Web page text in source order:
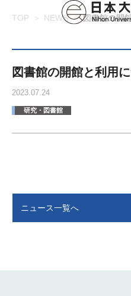
TOP NEWS 図書館の開
図書館の開館と利用
2023.07.24
研究・図書館
ニュース一覧へ